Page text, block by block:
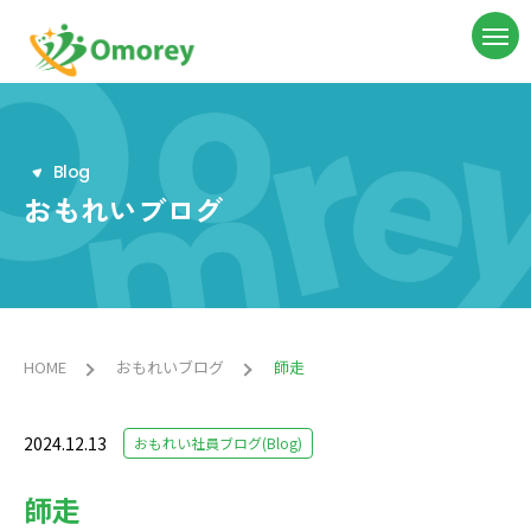
Blog
おもれいブログ
HOME おもれいブログ 師走
2024.12.13 おもれい社員ブログ(Blog)
師走